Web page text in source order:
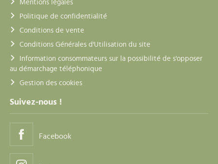
Mentions légales
Politique de confidentialité
Conditions de vente
Conditions Générales d'Utilisation du site
Information consommateurs sur la possibilité de s'opposer
au démarchage téléphonique
Gestion des cookies
Suivez-nous !
Facebook